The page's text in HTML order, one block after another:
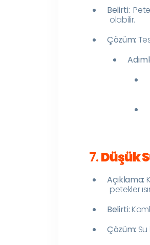
Belirti:
olabilir.
Çözüm:
7.Düşük
Açıklama:
petekler
Belirti:
Çözüm: